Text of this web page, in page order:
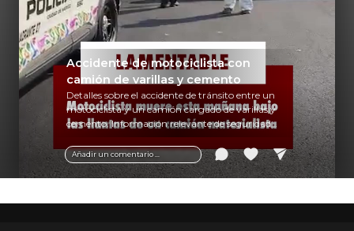
Añadir un comentario ...
Accidente de motociclista con
camión de varillas y cemento
Detalles sobre el accidente de tránsito entre un
motociclista y un camión cargado de varillas y
cemento. Información relevante de seguridad
vial y recomendaciones para motociclistas.